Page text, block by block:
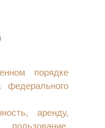
порядке
аренду,